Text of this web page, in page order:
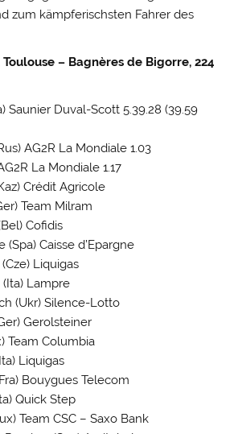
zum kämpferischsten Fahrer des
– Bagnères de Bigorre, 224
Saunier Duval-Scott 5.39.28 (39.59
AG2R La Mondiale 1.03
La Mondiale 1.17
Crédit Agricole
Team Milram
Cofidis
(Spa) Caisse d’Epargne
Liquigas
Lampre
(Ukr) Silence-Lotto
Gerolsteiner
Team Columbia
Liquigas
Bouygues Telecom
Quick Step
Team CSC – Saxo Bank